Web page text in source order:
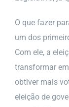
O que fazer
um dos
Com ele, a
transformar
obtiver mais
eleição de